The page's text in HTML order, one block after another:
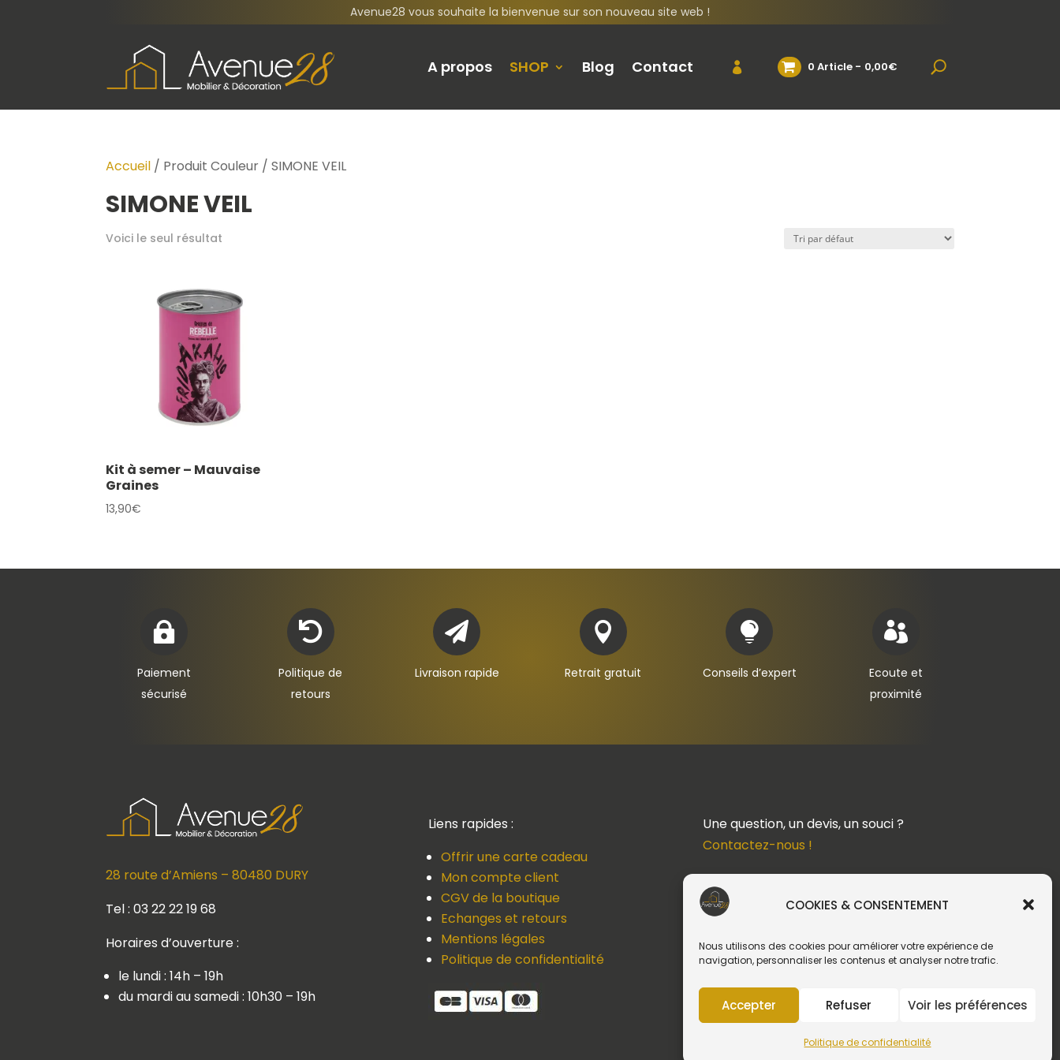
COOKIES & CONSENTEMENT
Nous utilisons des cookies pour améliorer votre expérience de
navigation, personnaliser les contenus et analyser notre trafic.
Accepter Refuser Voir les préférences
Politique de confidentialité
Avenue28 vous souhaite la bienvenue sur son nouveau site web !
A propos SHOP Blog Contact 0 Article 0,00€
Accueil / Produit Couleur / SIMONE VEIL
SIMONE VEIL
Voici le seul résultat
Kit à semer – Mauvaise
Graines
13,90€

Paiement
sécurisé

Politique de
retours

Livraison rapide

Retrait gratuit

Conseils d’expert

Ecoute et
proximité
28 route d’Amiens – 80480 DURY
Tel : 03 22 22 19 68
Horaires d’ouverture :
le lundi : 14h – 19h
du mardi au samedi : 10h30 – 19h
Liens rapides :
Offrir une carte cadeau
Mon compte client
CGV de la boutique
Echanges et retours
Mentions légales
Politique de confidentialité
Une question, un devis, un souci ?
Contactez-nous !
Suivez-nous
Création du site web :